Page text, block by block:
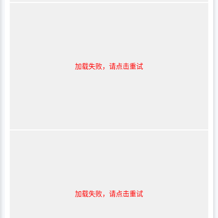
加载失败，请点击重试
加载失败，请点击重试